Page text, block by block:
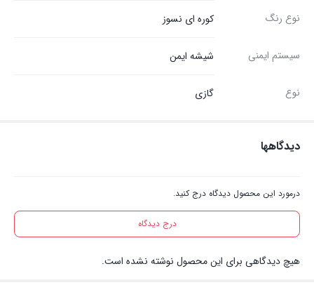
نوع رنگ کوره ای نسوز
سیستم ایمنی شیشه ایمن
نوع گازی
دیدگاهها
درمورد این محصول دیدگاه درج کنید.
درج دیدگاه
هیچ دیدگاهی برای این محصول نوشته نشده است.